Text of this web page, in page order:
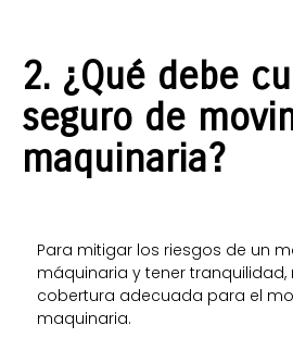
2. ¿Qué debe
seguro de
maquinaria?
Para mitigar los riesgos de un
máquinaria y tener tranquilidad,
cobertura adecuada para el
maquinaria.